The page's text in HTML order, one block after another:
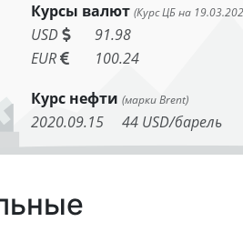
Курсы валют (Курс ЦБ на
USD
91.98
EUR
100.24
Курс нефти (марки Brent)
2020.09.15 44 USD/барель